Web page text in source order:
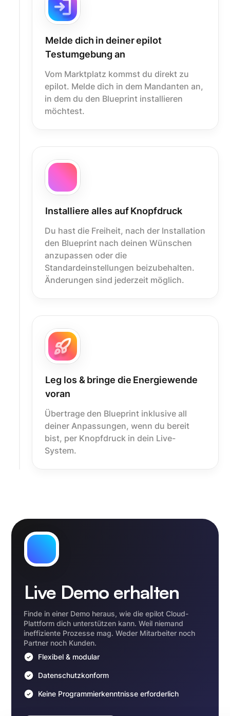
Melde dich in deiner epilot
Testumgebung an
Vom Marktplatz kommst du direkt zu
epilot. Melde dich in dem Mandanten an,
in dem du den Blueprint installieren
möchtest.
Installiere alles auf Knopfdruck
Du hast die Freiheit, nach der Installation
den Blueprint nach deinen Wünschen
anzupassen oder die
Standardeinstellungen beizubehalten.
Änderungen sind jederzeit möglich.
Leg los & bringe die Energiewende
voran
Übertrage den Blueprint inklusive all
deiner Anpassungen, wenn du bereit
bist, per Knopfdruck in dein Live-
System.
Live Demo erhalten
Finde in einer Demo heraus, wie die epilot Cloud-
Plattform dich unterstützen kann. Weil niemand
ineffiziente Prozesse mag. Weder Mitarbeiter noch
Partner noch Kunden.
Flexibel & modular
Datenschutzkonform
Keine Programmierkenntnisse erforderlich